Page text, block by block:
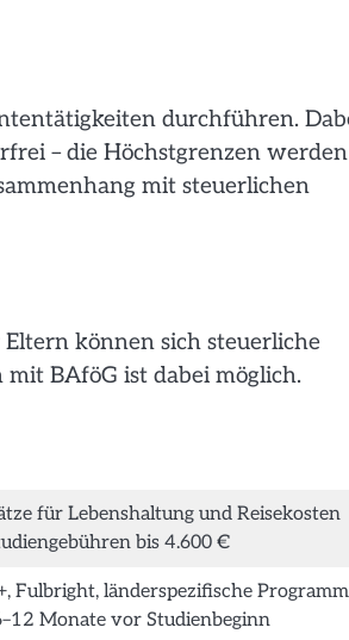
durchführen.
– die Höchstgrenzen werden
mit steuerlichen
können sich steuerliche
BAföG ist dabei möglich.
für Lebenshaltung und Reisekosten
bis 4.600 €
Fulbright, länderspezifische
Monate vor Studienbeginn